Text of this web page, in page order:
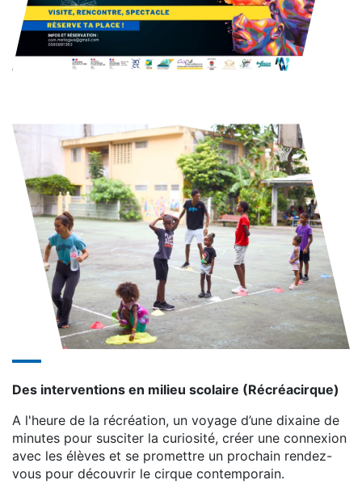
Des interventions en milieu scolaire (Récréacirque)
A l'heure de la récréation, un voyage d’une dixaine de
minutes pour susciter la curiosité, créer une connexion
avec les élèves et se promettre un prochain rendez-
vous pour découvrir le cirque contemporain.